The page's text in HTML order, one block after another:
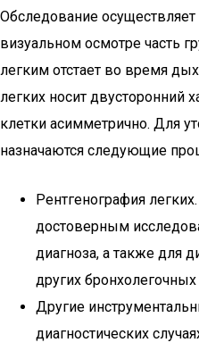
Обследование
визуальном осмотре часть
легким отстает во время
легких носит двусторонний
клетки асимметрично. Для
назначаются следующие
Рентгенография
достоверным
диагноза, а также для
других
Другие
диагностических